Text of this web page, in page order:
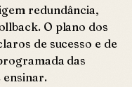
redundância,
O plano dos
de sucesso e de
das
ensinar.